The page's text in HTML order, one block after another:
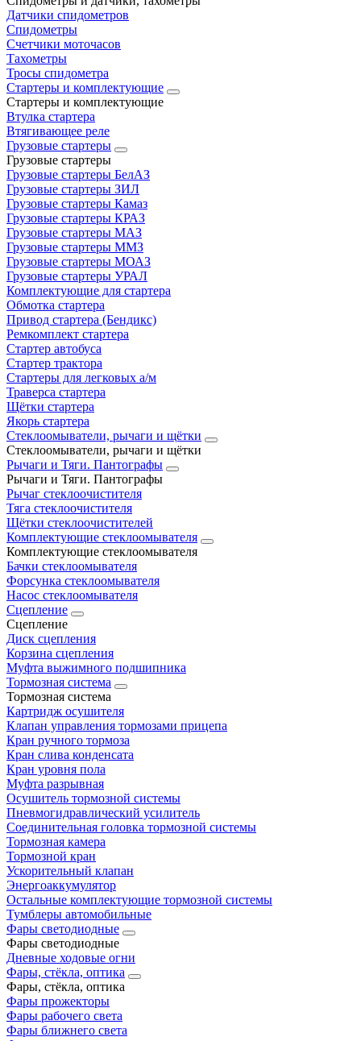
Датчики спидометров
Спидометры
Счетчики моточасов
Тахометры
Тросы спидометра
Стартеры и комплектующие
Стартеры и комплектующие
Втулка стартера
Втягивающее реле
Грузовые стартеры
Грузовые стартеры
Грузовые стартеры БелАЗ
Грузовые стартеры ЗИЛ
Грузовые стартеры Камаз
Грузовые стартеры КРАЗ
Грузовые стартеры МАЗ
Грузовые стартеры ММЗ
Грузовые стартеры МОАЗ
Грузовые стартеры УРАЛ
Комплектующие для стартера
Обмотка стартера
Привод стартера (Бендикс)
Ремкомплект стартера
Стартер автобуса
Стартер трактора
Стартеры для легковых а/м
Траверса стартера
Щётки стартера
Якорь стартера
Стеклоомыватели, рычаги и щётки
Стеклоомыватели, рычаги и щётки
Рычаги и Тяги. Пантографы
Рычаги и Тяги. Пантографы
Рычаг стеклоочистителя
Тяга стеклоочистителя
Щётки стеклоочистителей
Комплектующие стеклоомывателя
Комплектующие стеклоомывателя
Бачки стеклоомывателя
Форсунка стеклоомывателя
Насос стеклоомывателя
Сцепление
Сцепление
Диск сцепления
Корзина сцепления
Муфта выжимного подшипника
Тормозная система
Тормозная система
Картридж осушителя
Клапан управления тормозами прицепа
Кран ручного тормоза
Кран слива конденсата
Кран уровня пола
Муфта разрывная
Осушитель тормозной системы
Пневмогидравлический усилитель
Соединительная головка тормозной системы
Тормозная камера
Тормозной кран
Ускорительный клапан
Энергоаккумулятор
Остальные комплектующие тормозной системы
Тумблеры автомобильные
Фары светодиодные
Фары светодиодные
Дневные ходовые огни
Фары, стёкла, оптика
Фары, стёкла, оптика
Фары прожекторы
Фары рабочего света
Фары ближнего света